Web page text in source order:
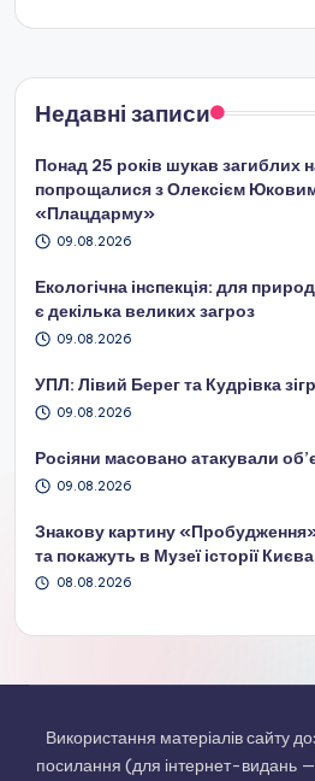
Недавні записи
Понад 25 років шукав загиблих
попрощалися з Олексієм
«Плацдарму»
09.08.2026
Екологічна інспекція: для
є декілька великих загроз
09.08.2026
УПЛ: Лівий Берег та Кудрівка
09.08.2026
Росіяни масовано атакували
09.08.2026
Знакову картину
та покажуть в Музеї історії Києва
08.08.2026
Використання матеріалів сайту
посилання (для інтернет-видань —